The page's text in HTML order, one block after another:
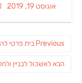
Posted
אוגוסט 19, 2019
Previous
Previous
בית פרטי
הבא פוסט
לאשכול לבניין